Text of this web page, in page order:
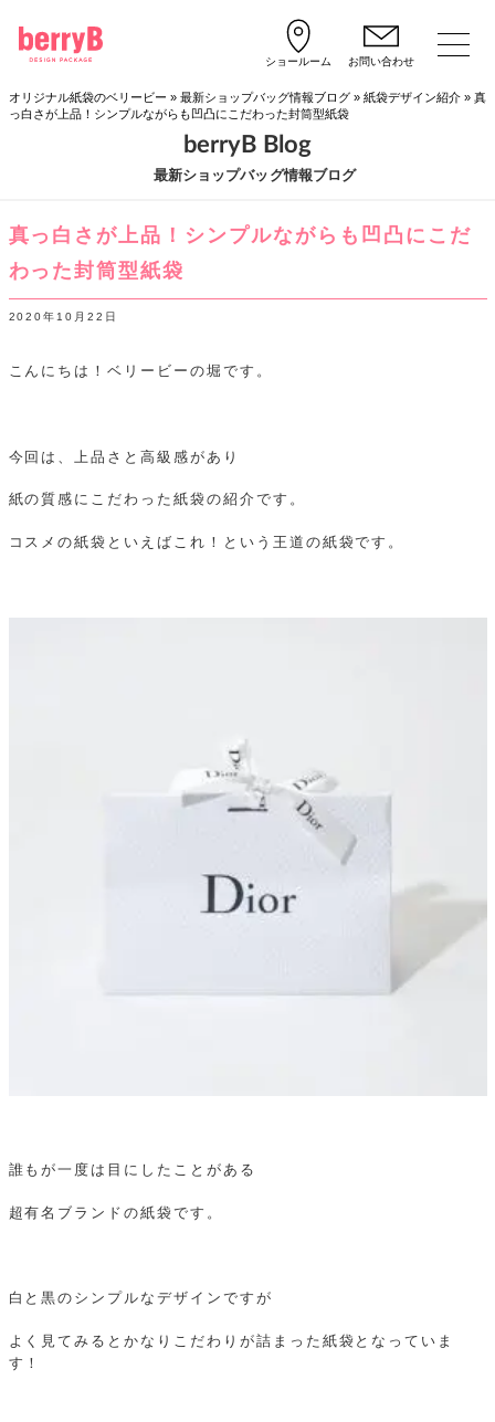
ショールーム お問い合わせ
オリジナル紙袋のベリービー » 最新ショップバッグ情報ブログ» 紙袋デザイン紹介» 真
っ白さが上品！シンプルながらも凹凸にこだわった封筒型紙袋
最新ショップバッグ情報ブログ
berryB Blog
真っ白さが上品！シンプルながらも凹凸にこだ
わった封筒型紙袋
2020年10月22日
こんにちは！ベリービーの堀です。
今回は、上品さと高級感があり
紙の質感にこだわった紙袋の紹介です。
コスメの紙袋といえばこれ！という王道の紙袋です。
誰もが一度は目にしたことがある
超有名ブランドの紙袋です。
白と黒のシンプルなデザインですが
よく見てみるとかなりこだわりが詰まった紙袋となっていま
す！